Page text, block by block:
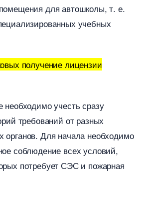
для автошколы, т. е.
учебных
получение лицензии
необходимо учесть сразу
требований от разных
органов. Для начала необходимо
соблюдение всех условий,
потребует СЭС и пожарная